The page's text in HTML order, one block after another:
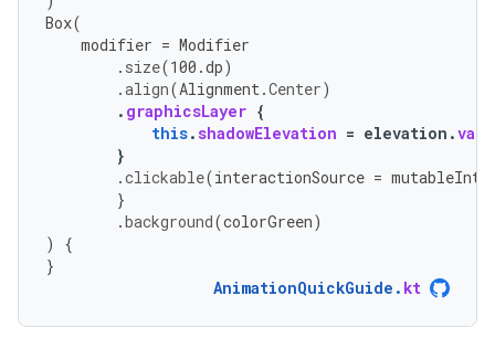
Box(
modifier = Modifier
. size(100.dp)
.align(Alignment.Center)
. graphicsLayer {
this.shadowElevation = elevation .
}
.clickable(interactionSource =
}
.background(colorGreen)
)
{
}
AnimationQuickGuide . kt